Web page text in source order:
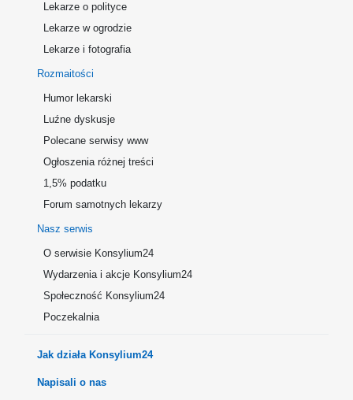
Lekarze o polityce
Lekarze w ogrodzie
Lekarze i fotografia
Rozmaitości
Humor lekarski
Luźne dyskusje
Polecane serwisy www
Ogłoszenia różnej treści
1,5% podatku
Forum samotnych lekarzy
Nasz serwis
O serwisie Konsylium24
Wydarzenia i akcje Konsylium24
Społeczność Konsylium24
Poczekalnia
Jak działa Konsylium24
Napisali o nas